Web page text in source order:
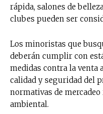
rápida, salones de
clubes pueden ser
Los minoristas que
deberán cumplir con
medidas contra la venta
calidad y seguridad del
normativas de
ambiental.